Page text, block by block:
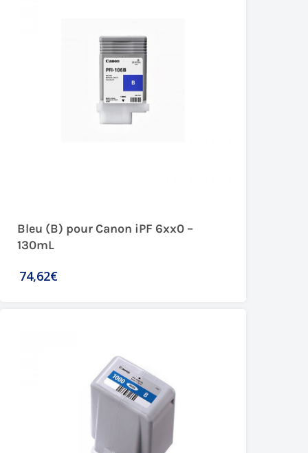
Bleu (B) pour Canon iPF 6xx0 –
130mL
74,62€